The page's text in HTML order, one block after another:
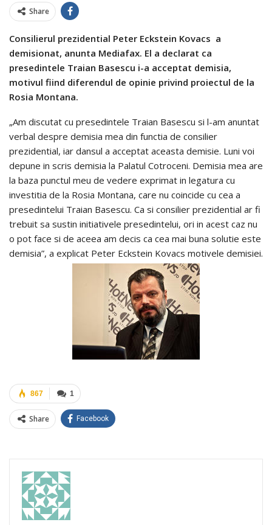
Share
Consilierul prezidential Peter Eckstein Kovacs a
demisionat, anunta Mediafax. El a declarat ca
presedintele Traian Basescu i-a acceptat demisia,
motivul fiind diferendul de opinie privind proiectul de la
Rosia Montana.
„Am discutat cu presedintele Traian Basescu si l-am anuntat
verbal despre demisia mea din functia de consilier
prezidential, iar dansul a acceptat aceasta demisie. Luni voi
depune in scris demisia la Palatul Cotroceni. Demisia mea are
la baza punctul meu de vedere exprimat in legatura cu
investitia de la Rosia Montana, care nu coincide cu cea a
presedintelui Traian Basescu. Ca si consilier prezidential ar fi
trebuit sa sustin initiativele presedintelui, ori in acest caz nu
o pot face si de aceea am decis ca cea mai buna solutie este
demisia”, a explicat Peter Eckstein Kovacs motivele demisiei.
1
867
Share Facebook